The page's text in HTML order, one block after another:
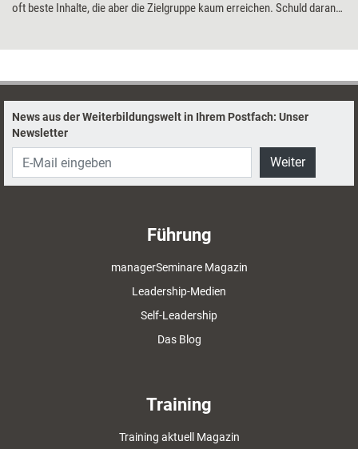
oft beste Inhalte, die aber die Zielgruppe kaum erreichen. Schuld daran
News aus der Weiterbildungswelt in Ihrem Postfach: Unser
Newsletter
Weiter
Führung
managerSeminare Magazin
Leadership-Medien
Self-Leadership
Das Blog
Training
Training aktuell Magazin